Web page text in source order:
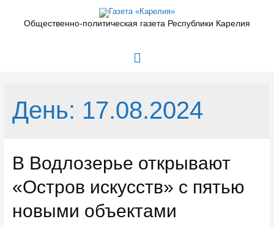
содержимомуОбщественно-политическая газета Республики Карелия
Главное
День: 17.08.2024
В Водлозерье открывают
«Остров искусств» с пятью
новыми объектами